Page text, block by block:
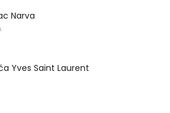
Narva
Yves Saint Laurent